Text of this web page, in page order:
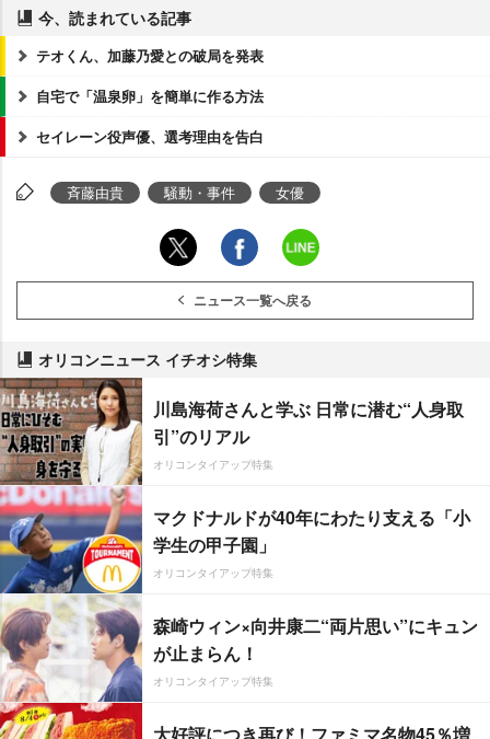
今、読まれている記事
テオくん、加藤乃愛との破局を発表
自宅で「温泉卵」を簡単に作る方法
セイレーン役声優、選考理由を告白
斉藤由貴 騒動・事件 女優
ニュース一覧へ戻る
オリコンニュース イチオシ特集
川島海荷さんと学ぶ 日常に潜む“人身取
引”のリアル
オリコンタイアップ特集
マクドナルドが40年にわたり支える「小
学生の甲子園」
オリコンタイアップ特集
森崎ウィン×向井康二“両片思い”にキュン
が止まらん！
オリコンタイアップ特集